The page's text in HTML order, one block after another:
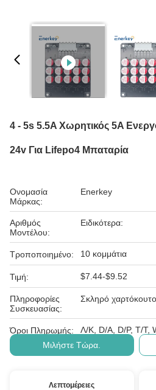
4 - 5s 5.5A Χωρητικός 5A
24v Για Lifepo4 Μπαταρία
Ονομασία
Μάρκας:
Enerkey
Αριθμός
Μοντέλου:
Ειδικότερα:
Τροποποιημένο: 10 κομμάτια
Τιμή: $7.44-$9.52
Πληροφορίες
Συσκευασίας:
Σκληρό
Όροι Πληρωμής:
Λ/Κ, D/A, D/P, T/T,
Μιλήστε Τώρα.
Λεπτομέρειες